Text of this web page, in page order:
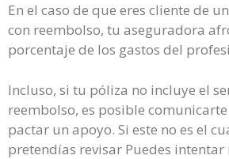
En el caso de que eres cliente de
con reembolso, tu aseguradora
porcentaje de los gastos del
Incluso, si tu póliza no incluye el
reembolso, es posible
pactar un apoyo. Si este no es el
pretendías revisar Puedes intentar